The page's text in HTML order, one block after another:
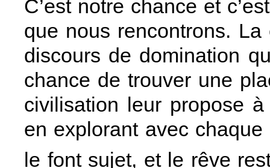
C’est notre chance et
que nous rencontrons.
discours de domination
chance de trouver une
civilisation leur propose
en explorant avec
le font sujet, et le rêve